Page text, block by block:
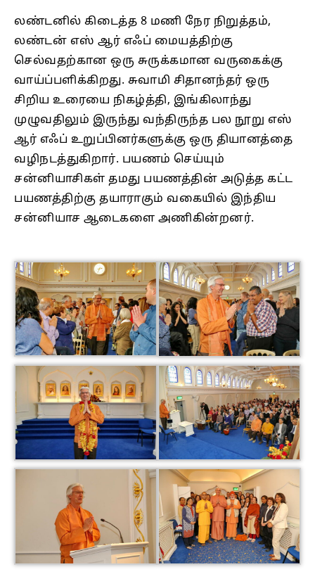
லண்டனில் கிடைத்த 8 மணி நேர நிறுத்தம்,
லண்டன் எஸ் ஆர் எஃப் மையத்திற்கு
செல்வதற்கான ஒரு சுருக்கமான வருகைக்கு
வாய்ப்பளிக்கிறது. சுவாமி சிதானந்தர் ஒரு
சிறிய உரையை நிகழ்த்தி, இங்கிலாந்து
முழுவதிலும் இருந்து வந்திருந்த பல நூறு எஸ்
ஆர் எஃப் உறுப்பினர்களுக்கு ஒரு தியானத்தை
வழிநடத்துகிறார். பயணம் செய்யும்
சன்னியாசிகள் தமது பயணத்தின் அடுத்த கட்ட
பயணத்திற்கு தயாராகும் வகையில் இந்திய
சன்னியாச ஆடைகளை அணிகின்றனர்.